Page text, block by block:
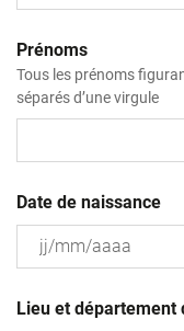
Prénoms
Tous les prénoms
séparés d’une virgule
Date de naissance
slash
Lieu et département